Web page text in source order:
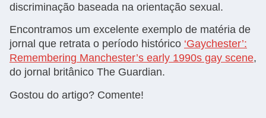
discriminação baseada na orientação sexual.
Encontramos um excelente exemplo de matéria de
jornal que retrata o período histórico ‘Gaychester’:
Remembering Manchester’s early 1990s gay scene,
do jornal britânico The Guardian.
Gostou do artigo? Comente!